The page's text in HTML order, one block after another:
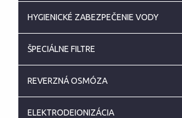
HYGIENICKÉ ZABEZPEČENIE VODY
ŠPECIÁLNE FILTRE
REVERZNÁ OSMÓZA
ELEKTRODEIONIZÁCIA